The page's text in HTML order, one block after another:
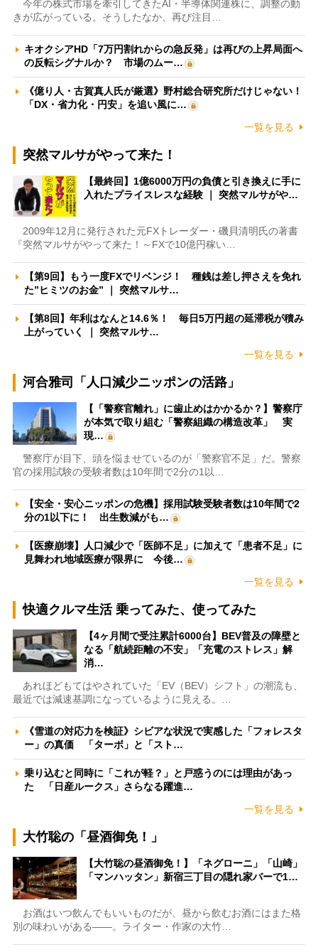
今年の株式市場を牽引してきたAI・半導体関連株に、調整の動
きが広がっている。そうしたなか、再び注目…
キオクシアHD「7万円割れからの急反発」は再びの上昇局面へ
の反転シグナルか？ 市場のムー…
《億り人・古賀真人氏が厳選》野村総合研究所だけじゃない！
「DX・省力化・円安」を追い風に…
一覧を見る
突然マルサがやって来た！
【最終回】1億6000万円の負債と引き換えに手に
入れたプライスレスな経験 ｜ 突然マルサがや…
2009年12月に発行された元FXトレーダー・磯貝清明氏の著書
『突然マルサがやって来た！～FXで10億円稼い…
【第9回】もう一度FXでリベンジ！ 種銭は差し押さえを免れ
た”ヒミツのお金” ｜ 突然マルサ…
【第8回】年利はなんと14.6％！ 毎日5万円超の延滞税が積み
上がっていく ｜ 突然マルサ…
一覧を見る
河合雅司「人口減少ニッポンの活路」
【「警察官離れ」に歯止めはかかるか？】警察庁
が本気で取り組む「警察組織の構造改革」 実
現…
警察庁が目下、頭を悩ませているのが「警察官不足」だ。警察
官の採用試験の受験者数は10年間で2分の1以…
【安全・安心ニッポンの危機】採用試験受験者数は10年間で2
分の1以下に！ 出生数減がも…
【医療崩壊】人口減少で「医師不足」に加えて「患者不足」に
見舞われ地域医療が限界に 今後…
一覧を見る
快適クルマ生活 乗ってみた、使ってみた
【4ヶ月間で受注累計6000台】BEV普及の障壁と
なる「航続距離の不安」「充電のストレス」解
消…
あれほどもてはやされていた「EV（BEV）シフト」の潮流も、
最近では減速基調になっているように見える。…
《雪道の対応力を検証》シビアな状況で実感した「フォレスタ
ー」の真価 「ターボ」と「スト…
乗り込むと同時に「これが軽？」と戸惑うのには理由があっ
た 「日産ルークス」さらなる躍進…
一覧を見る
大竹聡の「昼酒御免！」
【大竹聡の昼酒御免！】「ネグローニ」「山崎」
「マンハッタン」新宿三丁目の隠れ家バーで1…
お酒はいつ飲んでもいいものだが、昼から飲むお酒にはまた格
別の味わいがある――。ライター・作家の大竹…